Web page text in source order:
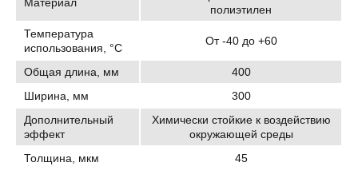
полиэтилен
Температура
использования, °C
От -40 до +60
Общая длина, мм
400
Ширина, мм
300
Дополнительный
эффект
Химически стойкие к воздействию
окружающей среды
Толщина, мкм
45